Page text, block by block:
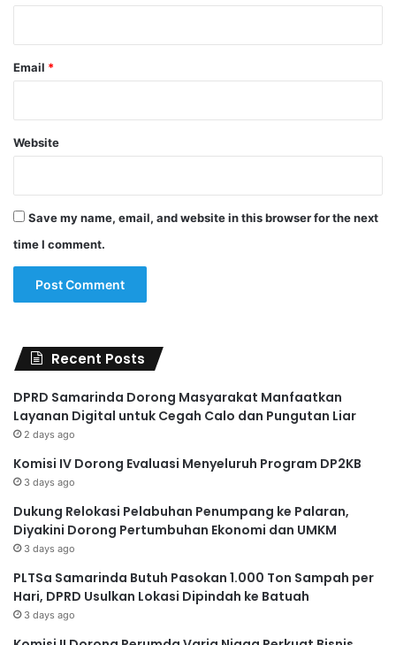
Email *
Website
Save my name, email, and website in this browser for the next
time I comment.
Recent Posts
DPRD Samarinda Dorong Masyarakat Manfaatkan
Layanan Digital untuk Cegah Calo dan Pungutan Liar
2 days ago
Komisi IV Dorong Evaluasi Menyeluruh Program DP2KB
3 days ago
Dukung Relokasi Pelabuhan Penumpang ke Palaran,
Diyakini Dorong Pertumbuhan Ekonomi dan UMKM
3 days ago
PLTSa Samarinda Butuh Pasokan 1.000 Ton Sampah per
Hari, DPRD Usulkan Lokasi Dipindah ke Batuah
3 days ago